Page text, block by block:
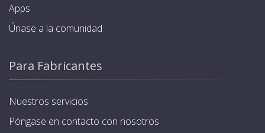
Apps
Únase a la comunidad
Para Fabricantes
Nuestros servicios
Póngase en contacto con nosotros